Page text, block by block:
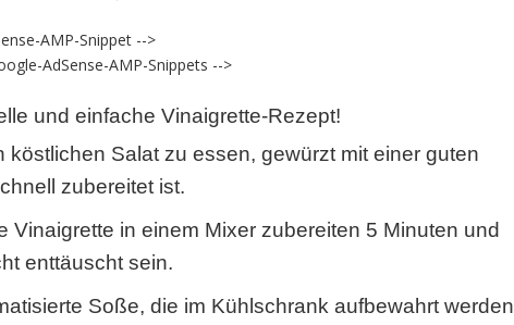
AMP-Snippet -->
AdSense-AMP-Snippets -->
und einfache Vinaigrette-Rezept!
köstlichen Salat zu essen, gewürzt mit einer guten
zubereitet ist.
Vinaigrette in einem Mixer zubereiten 5 Minuten und
enttäuscht sein.
Soße, die im Kühlschrank aufbewahrt werden